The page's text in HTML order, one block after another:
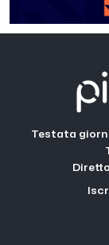
Testata